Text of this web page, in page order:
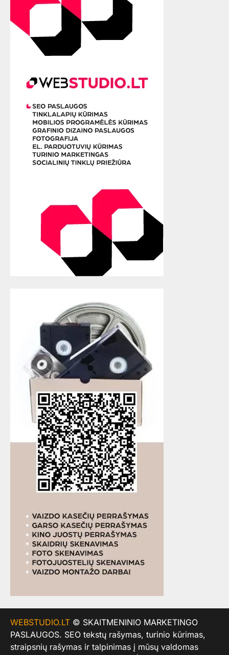
WEBSTUDIO.LT © SKAITMENINIO MARKETINGO
PASLAUGOS. SEO tekstų rašymas, turinio kūrimas,
straipsnių rašymas ir talpinimas į mūsų valdomas